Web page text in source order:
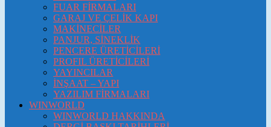
FUAR FİRMALARI
GARAJ VE ÇELİK KAPI
MAKİNECİLER
PANJUR, SİNEKLİK
PENCERE ÜRETİCİLERİ
PROFIL ÜRETİCİLERİ
YAYINCILAR
İNŞAAT – YAPI
YAZILIM FİRMALARI
WINWORLD
WINWORLD HAKKINDA